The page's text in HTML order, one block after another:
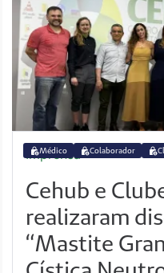
Imprensa
Médico Colaborador
Cehub e
realizaram
“Mastite